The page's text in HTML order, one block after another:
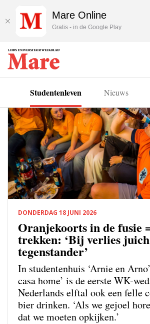
Studentenleven Nieuws
DONDERDAG 18 JUNI 2026
Oranjekoorts in de fusie
trekken: ‘Bij verlies
tegenstander’
In studentenhuis ‘Arnie en
casa home’ is de eerste WK-
Nederlands elftal ook een felle
bier drinken. ‘Als we gejoel
dat we moeten opkijken.’
Mare Online
Gratis - in de Google Play